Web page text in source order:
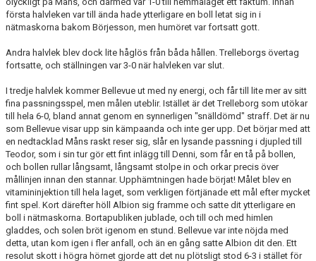
POLICY SOCIALA MEDIER
första halvleken var till ända hade ytterligare en boll letat sig in i
nätmaskorna bakom Börjesson, men humöret var fortsatt gott.
Andra halvlek blev dock lite håglös från båda hållen. Trelleborgs övertag
fortsatte, och ställningen var 3-0 när halvleken var slut.
I tredje halvlek kommer Bellevue ut med ny energi, och får till lite mer av sitt
fina passningsspel, men målen uteblir. Istället är det Trelleborg som utökar
till hela 6-0, bland annat genom en synnerligen "snälldömd" straff. Det är nu
som Bellevue visar upp sin kämpaanda och inte ger upp. Det börjar med att
en nedtacklad Måns raskt reser sig, slår en lysande passning i djupled till
Teodor, som i sin tur gör ett fint inlägg till Denni, som får en tå på bollen,
och bollen rullar långsamt, långsamt stolpe in och orkar precis över
mållinjen innan den stannar. Upphämtningen hade börjat! Målet blev en
vitamininjektion till hela laget, som verkligen förtjänade ett mål efter mycket
fint spel. Kort därefter höll Albion sig framme och satte dit ytterligare en
boll i nätmaskorna. Bortapubliken jublade, och till och med himlen
gladdes, och solen bröt igenom en stund. Bellevue var inte nöjda med
detta, utan kom igen i fler anfall, och än en gång satte Albion dit den. Ett
resolut skott i högra hörnet gjorde att det nu plötsligt stod 6-3 i stället för